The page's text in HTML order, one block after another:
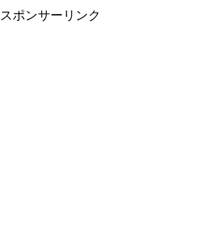
スポンサーリンク